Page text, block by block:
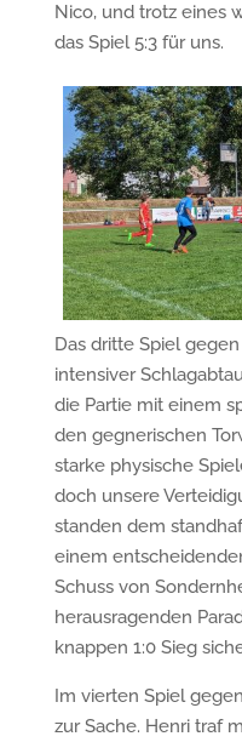
Nico, und trotz eines
das Spiel 5:3 für uns.
Das dritte Spiel
intensiver
die Partie mit einem
den gegnerischen
starke physische
doch unsere
standen dem
einem
Schuss von
herausragenden
knappen 1:0 Sieg
Im vierten Spiel
zur Sache. Henri traf